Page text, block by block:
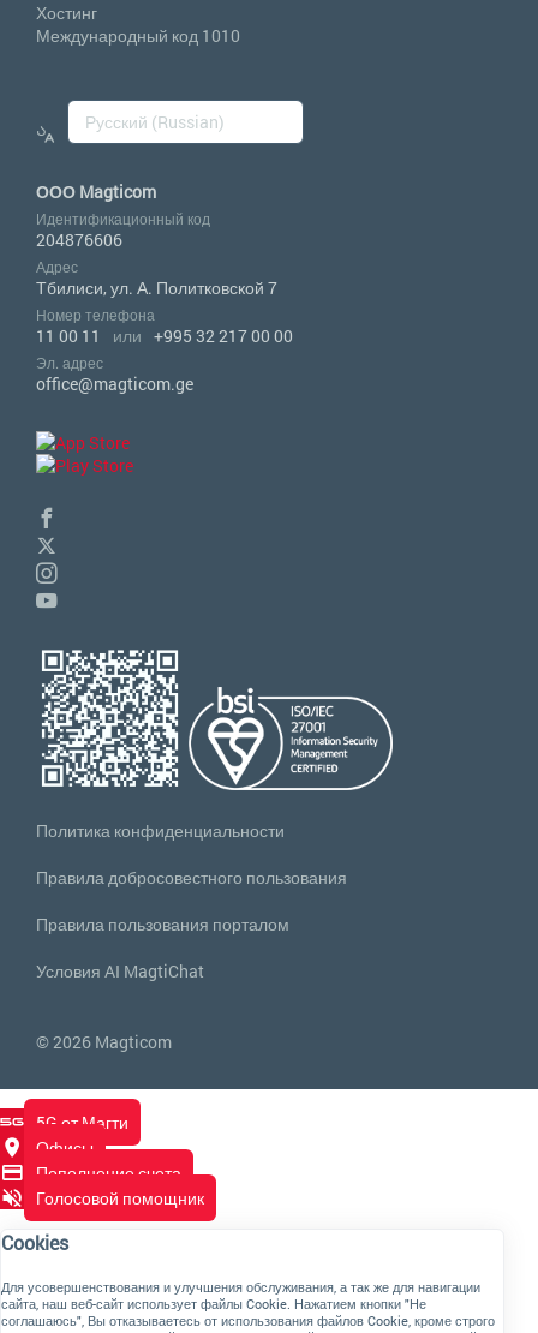
Хостинг
Международный код 1010
ООО Magticom
Идентификационный код
204876606
Адрес
Тбилиси, ул. А. Политковской 7
Номер телефона
11 00 11 или +995 32 217 00 00
Эл. адрес
office@magticom.ge
Политика конфиденциальности
Правила добросовестного пользования
Правила пользования порталом
Условия AI MagtiChat
© 2026 Magticom
5G от Магти
Офисы
Пополнение счета
Голосовой помощник
Cookies
Для усовершенствования и улучшения обслуживания, а так же для навигации
сайта, наш веб-сайт использует файлы Cookie. Нажатием кнопки "Не
соглашаюсь", Вы отказываетесь от использования файлов Cookie, кроме строго